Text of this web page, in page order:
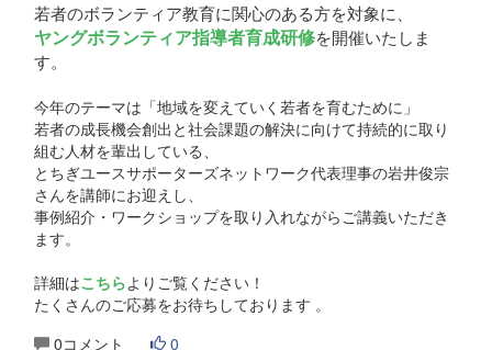
若者のボランティア教育に関心のある方を対象に、
ヤングボランティア指導者育成研修を開催いたしま
す。
今年のテーマは「地域を変えていく若者を育むために」
若者の成長機会創出と社会課題の解決に向けて持続的に取り
組む人材を輩出している、
とちぎユースサポーターズネットワーク代表理事の岩井俊宗
さんを講師にお迎えし、
事例紹介・ワークショップを取り入れながらご講義いただき
ます。
詳細はこちらよりご覧ください！
たくさんのご応募をお待ちしております 。
0コメント
0